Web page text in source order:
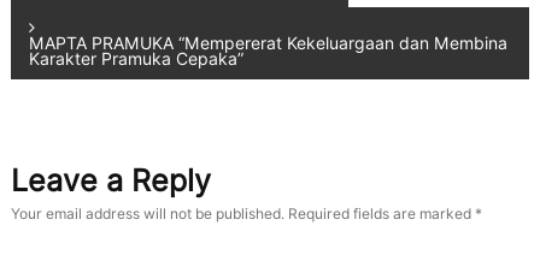
MAPTA PRAMUKA “Mempererat Kekeluargaan dan Membina
Karakter Pramuka Cepaka”
Leave a Reply
Your email address will not be published. Required fields are marked *